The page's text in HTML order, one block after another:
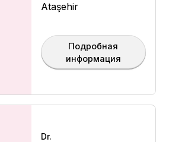
Ataşehir
Подробная
информация
Dr.